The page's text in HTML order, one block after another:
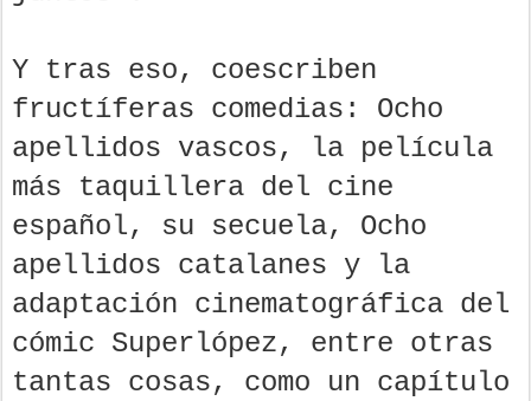
Y tras eso, coescriben
fructíferas comedias: Ocho
apellidos vascos, la película
más taquillera del cine
español, su secuela, Ocho
apellidos catalanes y la
adaptación cinematográfica del
cómic Superlópez, entre otras
tantas cosas, como un capítulo